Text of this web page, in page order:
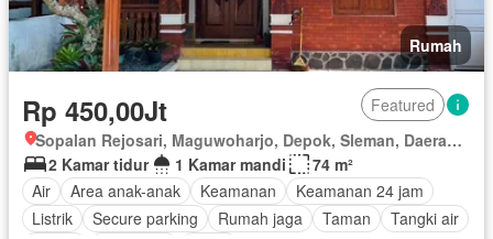
Rumah
Rp 450,00Jt
Featured
Sopalan Rejosari, Maguwoharjo, Depok, Sleman, Daerah Istimewa Yogyakarta
2 Kamar tidur
1 Kamar mandi
74 m²
Air
Area anak-anak Keamanan
Keamanan 24 jam
Listrik
Secure parking Rumah jaga Taman
Tangki air